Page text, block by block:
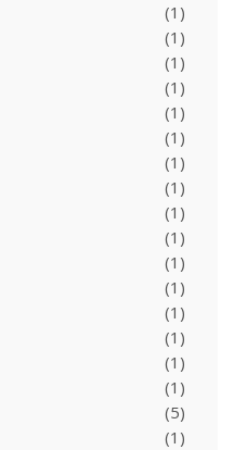
(1)
(1)
(1)
(1)
(1)
(1)
(1)
(1)
(1)
(1)
(1)
(1)
(1)
(1)
(1)
(1)
(5)
(1)